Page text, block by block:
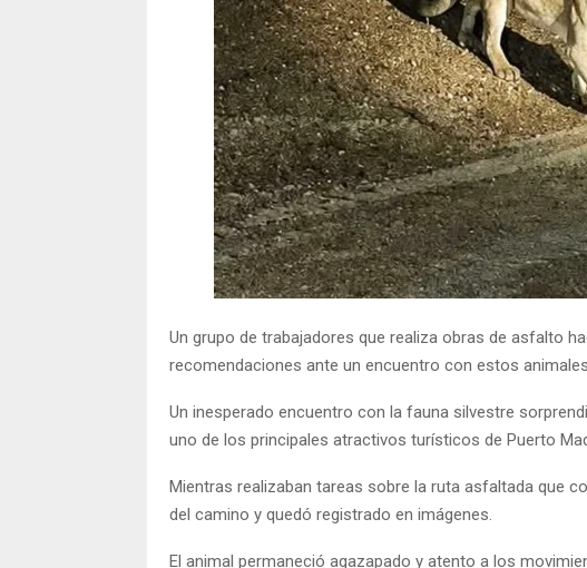
Un grupo de trabajadores que realiza obras de asfalto
recomendaciones ante un encuentro con estos animales.
Un inesperado encuentro con la fauna silvestre
uno de los principales atractivos turísticos de Puerto
Mientras realizaban tareas sobre la ruta asfaltada que
del camino y quedó registrado en imágenes.
El animal permaneció agazapado y atento a los